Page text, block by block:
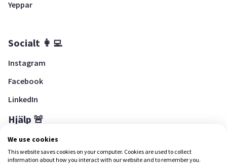
Yeppar
Socialt 👩‍💻
Instagram
Facebook
LinkedIn
Hjälp 🚨
Hjälpcenter
We use cookies
This website saves cookies on your computer. Cookies are used to collect
information about how you interact with our website and to remember you.